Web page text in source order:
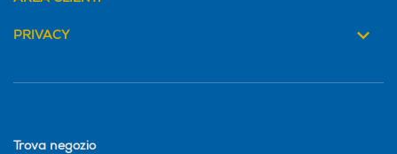
PRIVACY
Trova negozio